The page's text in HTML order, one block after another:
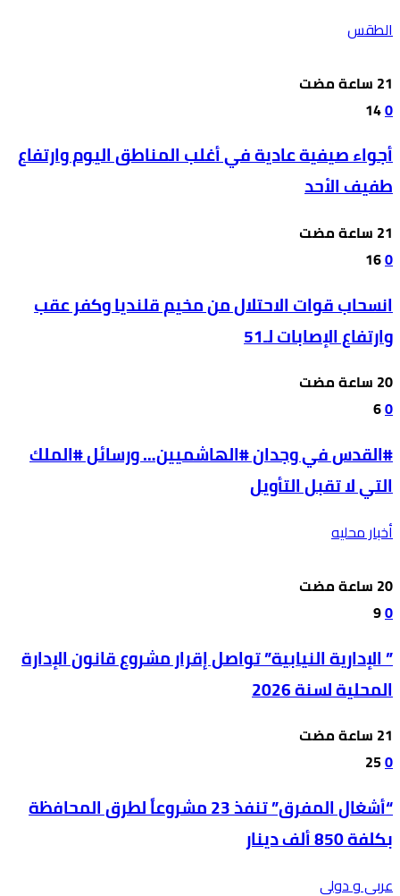
الطقس
0
14
أجواء صيفية عادية في أغلب المناطق اليوم وارتفاع
طفيف الأحد
0
16
انسحاب قوات الاحتلال من مخيم قلنديا وكفر عقب
وارتفاع الإصابات لـ51
0
6
#القدس في وجدان #الهاشميين… ورسائل #الملك
التي لا تقبل التأويل
أخبار محليه
0
9
” الإدارية النيابية” تواصل إقرار مشروع قانون الإدارة
المحلية لسنة 2026
0
25
“أشغال المفرق” تنفذ 23 مشروعاً لطرق المحافظة
بكلفة 850 ألف دينار
عربي و دولي